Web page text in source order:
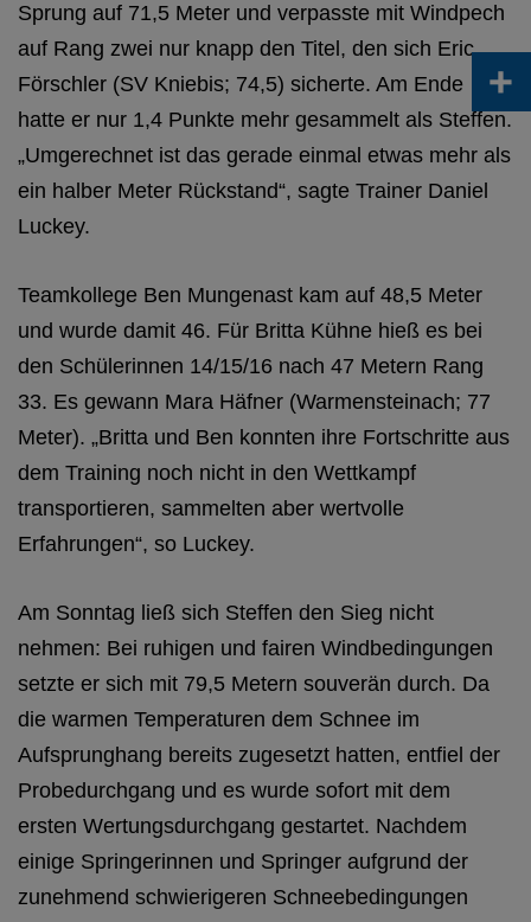
Sprung auf 71,5 Meter und verpasste mit Windpech
auf Rang zwei nur knapp den Titel, den sich Eric
Förschler (SV Kniebis; 74,5) sicherte. Am Ende
hatte er nur 1,4 Punkte mehr gesammelt als Steffen.
„Umgerechnet ist das gerade einmal etwas mehr als
ein halber Meter Rückstand“, sagte Trainer Daniel
Luckey.
Teamkollege Ben Mungenast kam auf 48,5 Meter
und wurde damit 46. Für Britta Kühne hieß es bei
den Schülerinnen 14/15/16 nach 47 Metern Rang
33. Es gewann Mara Häfner (Warmensteinach; 77
Meter). „Britta und Ben konnten ihre Fortschritte aus
dem Training noch nicht in den Wettkampf
transportieren, sammelten aber wertvolle
Erfahrungen“, so Luckey.
Am Sonntag ließ sich Steffen den Sieg nicht
nehmen: Bei ruhigen und fairen Windbedingungen
setzte er sich mit 79,5 Metern souverän durch. Da
die warmen Temperaturen dem Schnee im
Aufsprunghang bereits zugesetzt hatten, entfiel der
Probedurchgang und es wurde sofort mit dem
ersten Wertungsdurchgang gestartet. Nachdem
einige Springerinnen und Springer aufgrund der
zunehmend schwierigeren Schneebedingungen
+